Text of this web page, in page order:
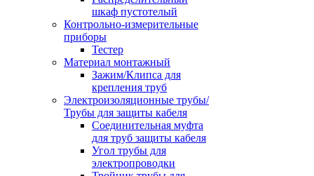
шкаф пустотелый
Контрольно-измерительные
приборы
Тестер
Материал монтажный
Зажим/Клипса для
крепления труб
Электроизоляционные трубы/
Трубы для защиты кабеля
Соединительная муфта
для труб защиты кабеля
Угол трубы для
электропроводки